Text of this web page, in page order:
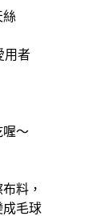
絲
用者
喔～
料，
成毛球